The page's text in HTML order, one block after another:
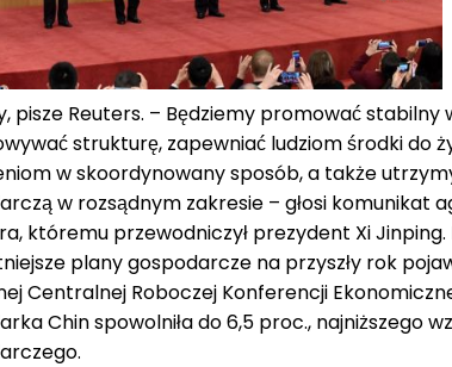
pisze Reuters. – Będziemy promować stabilny
strukturę, zapewniać ludziom środki do
w skoordynowany sposób, a także
w rozsądnym zakresie – głosi komunikat
któremu przewodniczył prezydent Xi
plany gospodarcze na przyszły rok
Centralnej Roboczej Konferencji
Chin spowolniła do 6,5 proc., najniższego